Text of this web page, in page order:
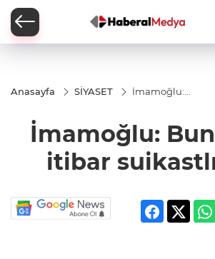
Anasayfa SİYASET
İmamoğlu:
suikastlığıdır
İmamoğlu:
itibar